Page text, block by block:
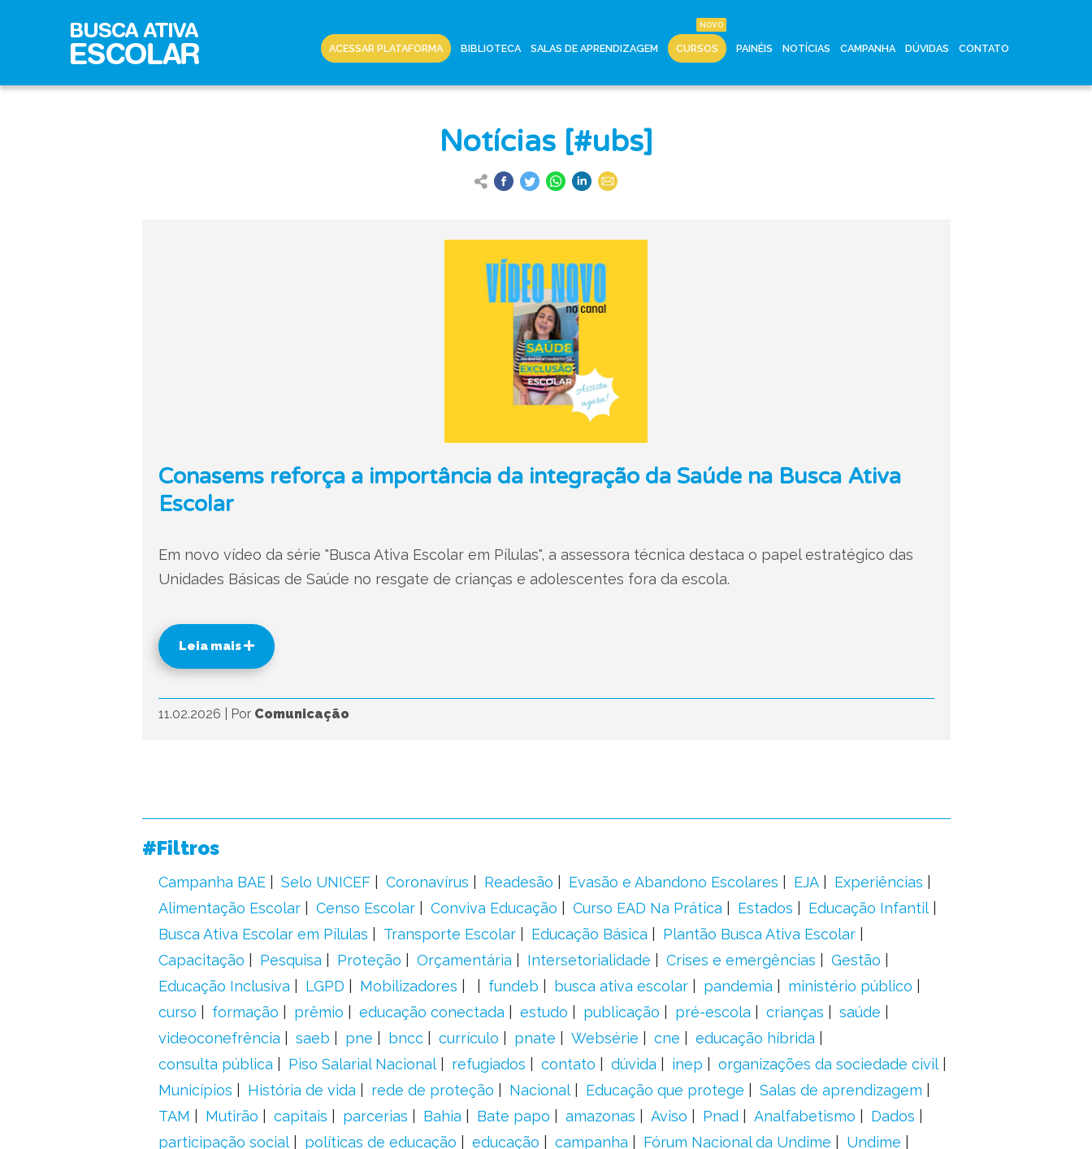
ACESSAR PLATAFORMA BIBLIOTECA SALAS DE APRENDIZAGEM CURSOS PAINÉIS NOTÍCIAS CAMPANHA DÚVIDAS CONTATO
Notícias [#ubs]
Conasems reforça a importância da integração da Saúde na Busca Ativa
Escolar
Em novo vídeo da série "Busca Ativa Escolar em Pílulas", a assessora técnica destaca o papel estratégico das
Unidades Básicas de Saúde no resgate de crianças e adolescentes fora da escola.
Leia mais
11.02.2026 Por Comunicação
#Filtros
Campanha BAE Selo UNICEF Coronavírus Readesão Evasão e Abandono Escolares EJA
Experiências
Alimentação Escolar
Censo Escolar Conviva Educação Curso EAD Na Prática Estados
Educação Infantil
Busca Ativa Escolar em Pílulas
Transporte Escolar Educação Básica
Plantão Busca Ativa Escolar
Capacitação
Pesquisa Proteção Orçamentária Intersetorialidade Crises e emergências
Gestão
Educação Inclusiva
LGPD Mobilizadores fundeb busca ativa escolar pandemia
ministério público
curso
formação prêmio educação conectada estudo publicação pré-escola crianças
saúde
videoconefrência
saeb pne bncc currículo pnate Websérie cne
educação híbrida
consulta pública
Piso Salarial Nacional refugiados contato dúvida inep
organizações da sociedade civil
Municípios
História de vida rede de proteção Nacional Educação que protege
Salas de aprendizagem
TAM
Mutirão capitais parcerias Bahia Bate papo amazonas Aviso Pnad Analfabetismo
Dados
participação social
políticas de educação educação campanha Fórum Nacional da Undime
Undime